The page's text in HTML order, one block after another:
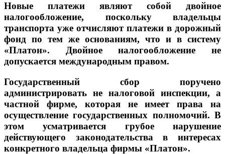
Новые платежи являют собой двойное
налогообложение, поскольку владельцы
транспорта уже отчисляют платежи в дорожный
фонд по тем же основаниям, что и в систему
«Платон». Двойное налогообложение не
допускается международным правом.
Государственный сбор поручено
администрировать не налоговой инспекции, а
частной фирме, которая не имеет права на
осуществление государственных полномочий. В
этом усматривается грубое нарушение
действующего законодательства в интересах
конкретного владельца фирмы «Платон».